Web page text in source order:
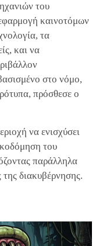
του
καινοτόμων
τα
και να
στο νόμο,
πρόσθεσε ο
να ενισχύσει
του
παράλληλα
διακυβέρνησης.